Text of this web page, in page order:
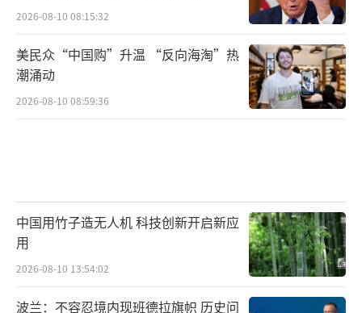
2026-08-10 08:15:32
美民众“中国购”升温 “反向海淘”热
潮涌动
2026-08-10 08:59:36
中国用竹子造无人机 科技创新开启新应
用
2026-08-10 13:54:02
波兰：不容忍境内现班德拉旗帜 历史问